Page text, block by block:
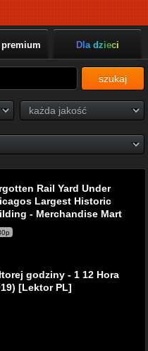
Dla dzieci
szukaj
Rail Yard Under
Largest Historic
- Merchandise Mart
godziny - 1 12 Hora
[Lektor PL]